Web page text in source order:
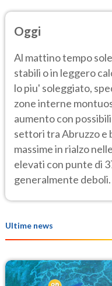
Oggi
Al mattino tempo
stabili o in leggero
lo piu' soleggiato,
zone interne
aumento con
settori tra Abruzzo e
massime in rialzo
elevati con punte di
generalmente
Ultime news